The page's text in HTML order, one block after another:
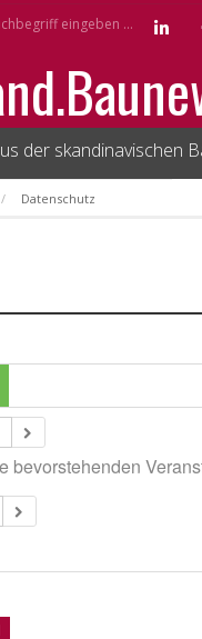
der skandinavischen
Datenschutz
bevorstehenden